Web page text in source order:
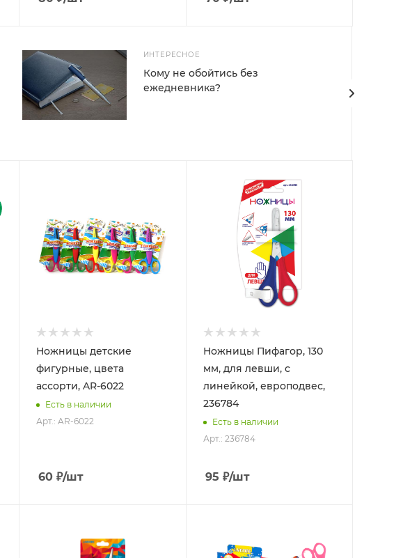
ИНТЕРЕСНОЕ
Кому не обойтись без
ежедневника?
Ножницы детские
фигурные, цвета
ассорти, AR-6022
Есть в наличии
Арт.: AR-6022
60 ₽/шт
Ножницы Пифагор, 130
мм, для левши, с
линейкой, европодвес,
236784
Есть в наличии
Арт.: 236784
95 ₽/шт